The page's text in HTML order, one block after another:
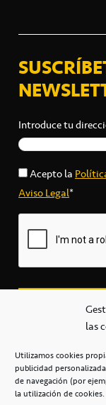
las
Utilizamos cookies
publicidad
de navegación (por
la utilización de cookies.
Introduce tu
Acepto la
Aviso Legal*
+34